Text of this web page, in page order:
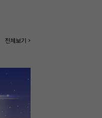
전체보기 >